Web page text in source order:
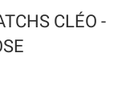
CLÉO -